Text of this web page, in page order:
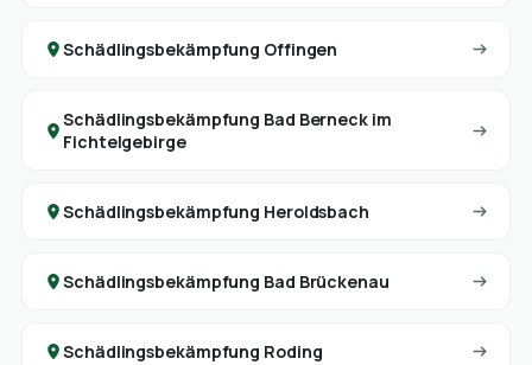
Schädlingsbekämpfung Offingen
Schädlingsbekämpfung Bad Berneck im
Fichtelgebirge
Schädlingsbekämpfung Heroldsbach
Schädlingsbekämpfung Bad Brückenau
Schädlingsbekämpfung Roding